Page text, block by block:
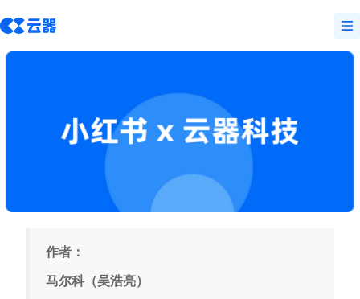
作者：
马尔科（吴浩亮）